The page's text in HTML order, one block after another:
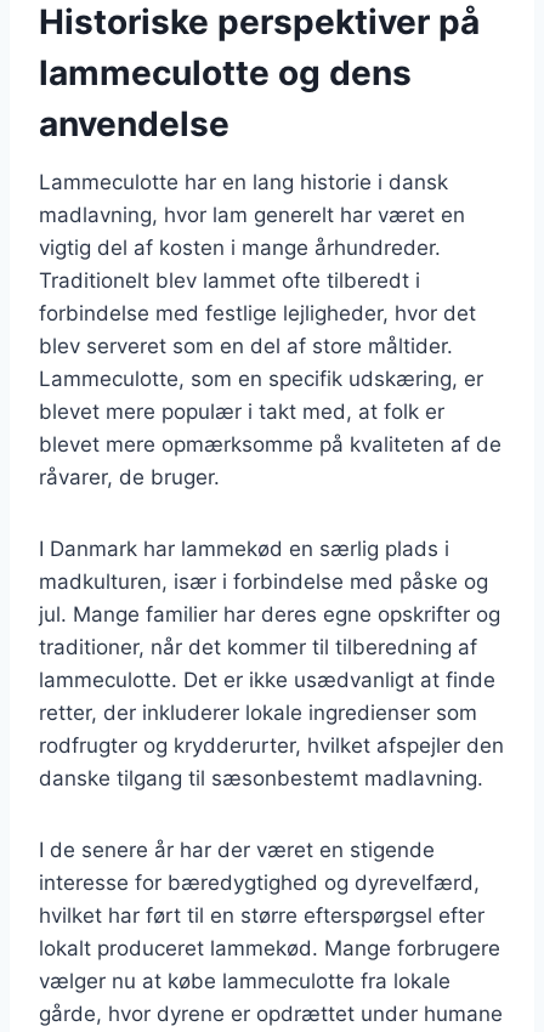
Historiske perspektiver på
lammeculotte og dens
anvendelse
Lammeculotte har en lang historie i dansk
madlavning, hvor lam generelt har været en
vigtig del af kosten i mange århundreder.
Traditionelt blev lammet ofte tilberedt i
forbindelse med festlige lejligheder, hvor det
blev serveret som en del af store måltider.
Lammeculotte, som en specifik udskæring, er
blevet mere populær i takt med, at folk er
blevet mere opmærksomme på kvaliteten af de
råvarer, de bruger.
I Danmark har lammekød en særlig plads i
madkulturen, især i forbindelse med påske og
jul. Mange familier har deres egne opskrifter og
traditioner, når det kommer til tilberedning af
lammeculotte. Det er ikke usædvanligt at finde
retter, der inkluderer lokale ingredienser som
rodfrugter og krydderurter, hvilket afspejler den
danske tilgang til sæsonbestemt madlavning.
I de senere år har der været en stigende
interesse for bæredygtighed og dyrevelfærd,
hvilket har ført til en større efterspørgsel efter
lokalt produceret lammekød. Mange forbrugere
vælger nu at købe lammeculotte fra lokale
gårde, hvor dyrene er opdrættet under humane